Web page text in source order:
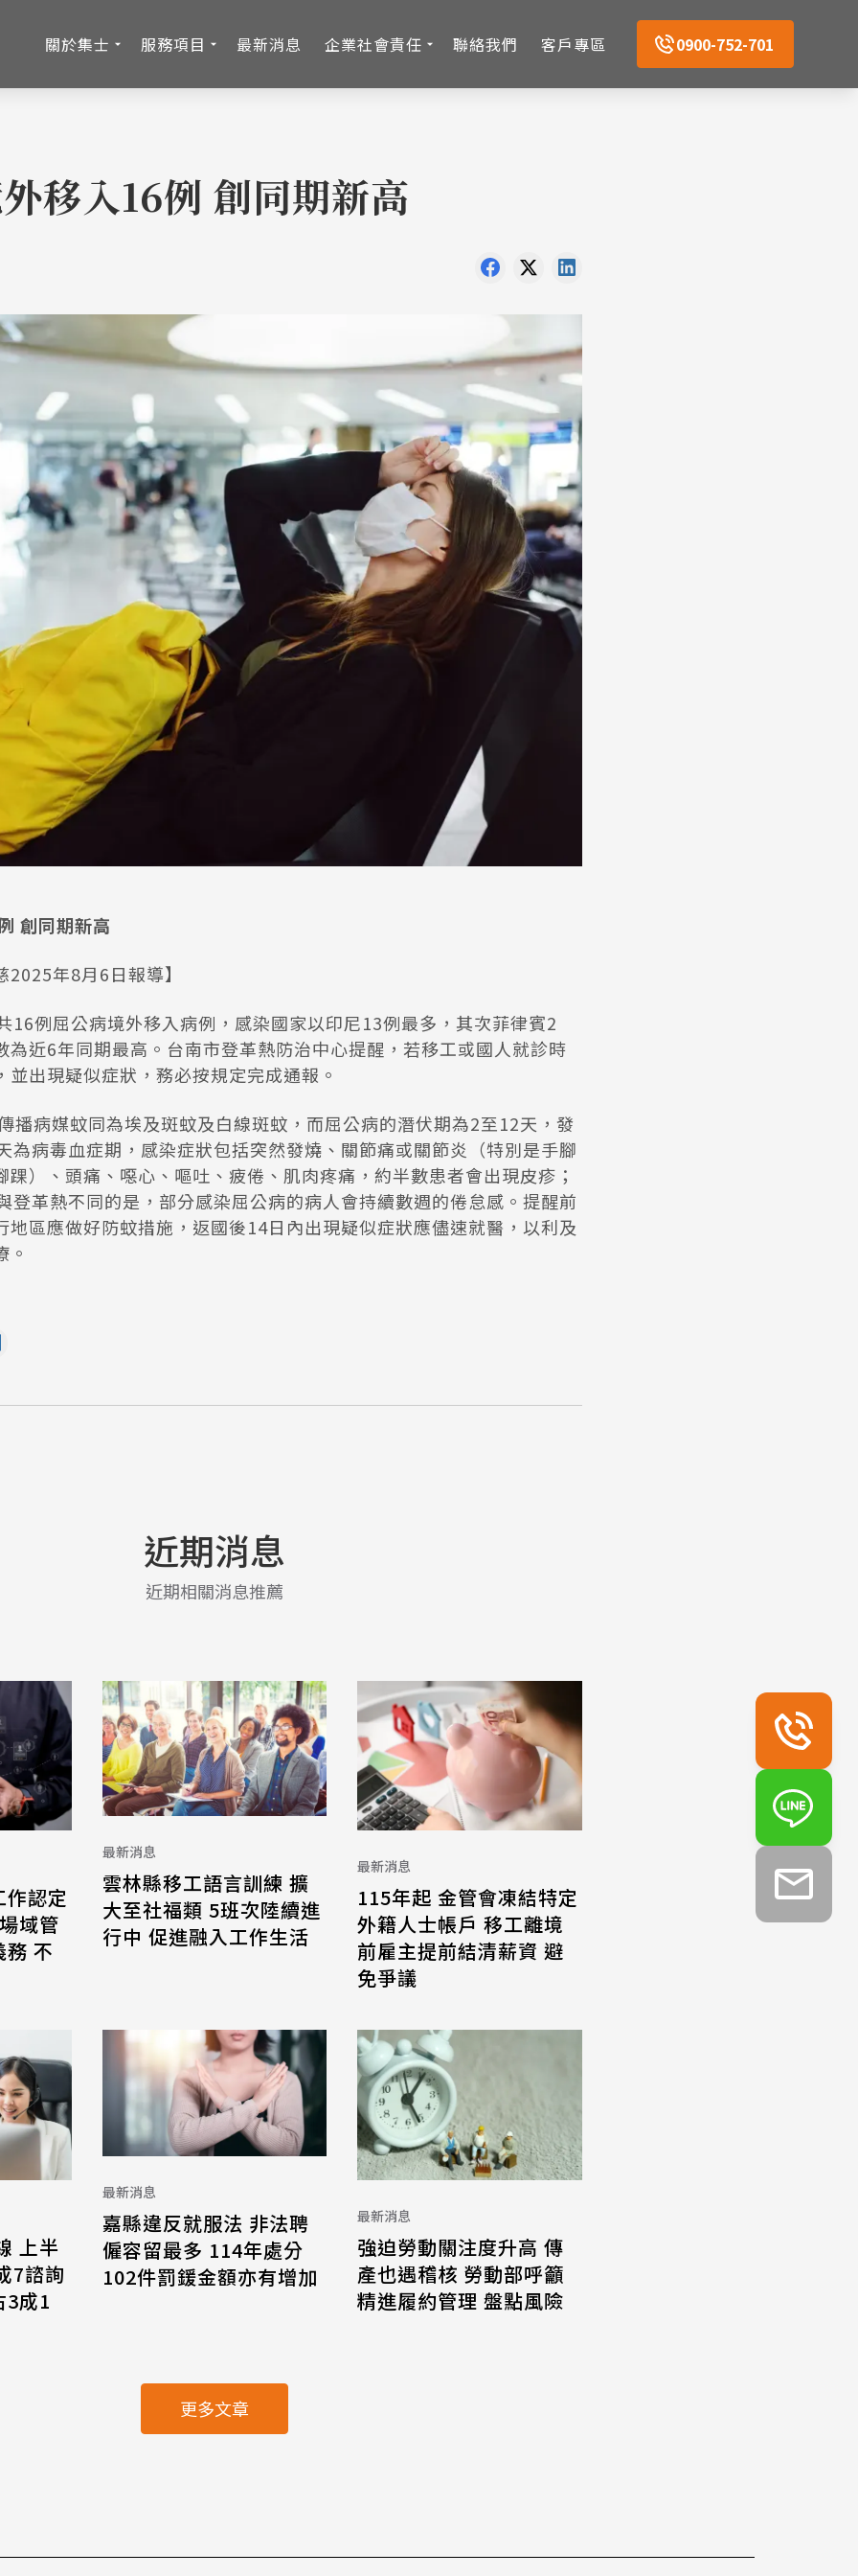
關於集士 服務項目 最新消息 企業社會責任 聯絡我們 客戶專區 0900-752-701
移入16例 創同期新高
創同期新高
年8月6日報導】
16例屈公病境外移入病例，感染國家以印尼13例最多，其次菲律賓2
為近6年同期最高。台南市登革熱防治中心提醒，若移工或國人就診時
並出現疑似症狀，務必按規定完成通報。
播病媒蚊同為埃及斑蚊及白線斑蚊，而屈公病的潛伏期為2至12天，發
為病毒血症期，感染症狀包括突然發燒、關節痛或關節炎（特別是手腳
踝）、頭痛、噁心、嘔吐、疲倦、肌肉疼痛，約半數患者會出現皮疹；
登革熱不同的是，部分感染屈公病的病人會持續數週的倦怠感。提醒前
地區應做好防蚊措施，返國後14日內出現疑似症狀應儘速就醫，以利及
。
近期消息
近期相關消息推薦
認定
域管
務 不
最新消息
雲林縣移工語言訓練 擴
大至社福類 5班次陸續進
行中 促進融入工作生活
最新消息
115年起 金管會凍結特定
外籍人士帳戶 移工離境
前雇主提前結清薪資 避
免爭議
上半
7諮詢
3成1
最新消息
嘉縣違反就服法 非法聘
僱容留最多 114年處分
102件罰鍰金額亦有增加
最新消息
強迫勞動關注度升高 傳
產也遇稽核 勞動部呼籲
精進履約管理 盤點風險
更多文章